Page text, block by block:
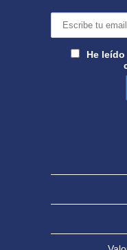
He